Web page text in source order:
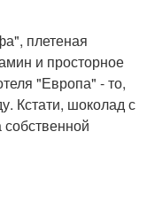
плетеная
и просторное
"Европа" - то,
Кстати, шоколад с